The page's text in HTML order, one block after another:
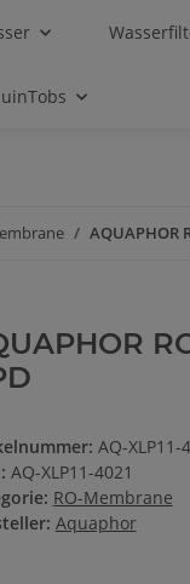
AQUAPHOR
AQ-XLP11-
AQ-XLP11-4021
RO-Membrane
Aquaphor